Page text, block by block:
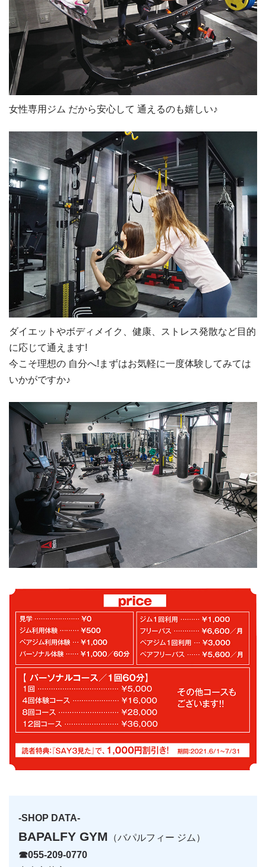
女性専用ジム だから安心して 通えるのも嬉しい♪
ダイエットやボディメイク、健康、ストレス発散など目的
に応じて通えます!
今こそ理想の 自分へ!まずはお気軽に一度体験してみては
いかがですか♪
-SHOP DATA-
BAPALFY GYM
（バパルフィー ジム）
☎055-209-0770